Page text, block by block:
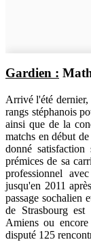
Gardien :
Arrivé l'été
rangs stéphanois
ainsi que de la
matchs en début
donné
prémices de sa
professionnel
jusqu'en 2011
passage sochalien
de Strasbourg
Amiens ou
disputé 125